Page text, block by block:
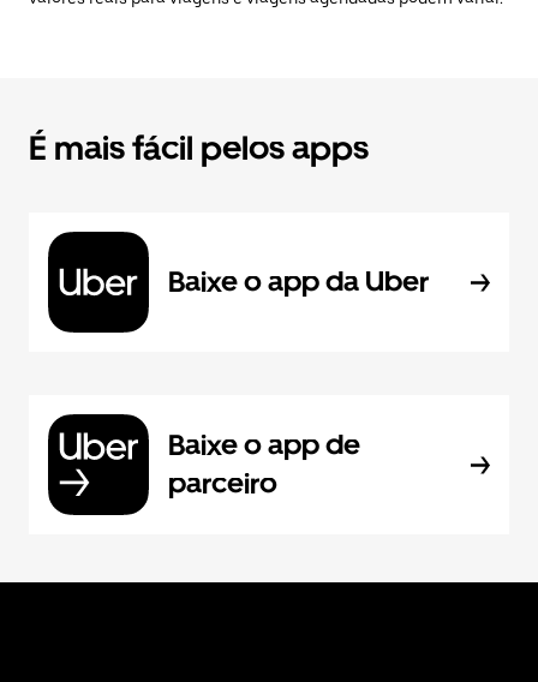
É mais fácil pelos apps
Baixe o app da Uber
Baixe o app de
parceiro